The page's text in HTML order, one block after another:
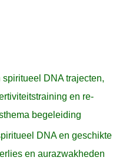
DNA trajecten,
en re-
begeleiding
DNA en geschikte
en aurazwakheden